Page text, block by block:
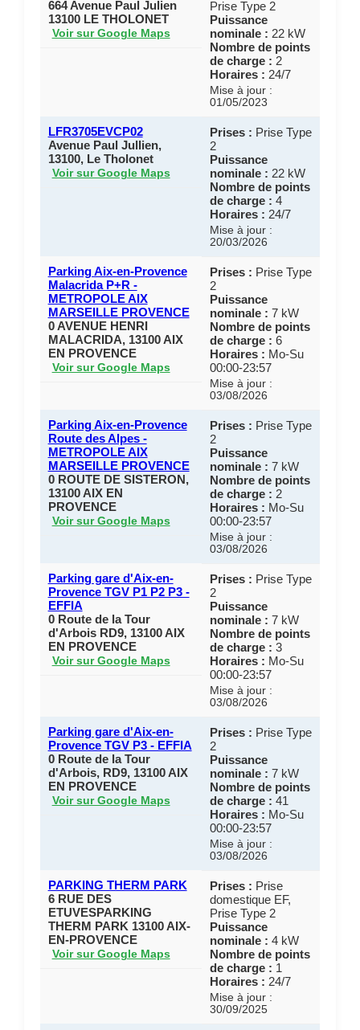
664 Avenue Paul Julien
13100 LE THOLONET
Voir sur Google Maps
Prise Type 2
Puissance
nominale : 22 kW
Nombre de points
de charge : 2
Horaires : 24/7
Mise à jour :
01/05/2023
LFR3705EVCP02
Avenue Paul Jullien,
13100, Le Tholonet
Voir sur Google Maps
Prises : Prise Type
2
Puissance
nominale : 22 kW
Nombre de points
de charge : 4
Horaires : 24/7
Mise à jour :
20/03/2026
Parking Aix-en-Provence
Malacrida P+R -
METROPOLE AIX
MARSEILLE PROVENCE
0 AVENUE HENRI
MALACRIDA, 13100 AIX
EN PROVENCE
Voir sur Google Maps
Prises : Prise Type
2
Puissance
nominale : 7 kW
Nombre de points
de charge : 6
Horaires : Mo-Su
00:00-23:57
Mise à jour :
03/08/2026
Parking Aix-en-Provence
Route des Alpes -
METROPOLE AIX
MARSEILLE PROVENCE
0 ROUTE DE SISTERON,
13100 AIX EN
PROVENCE
Voir sur Google Maps
Prises : Prise Type
2
Puissance
nominale : 7 kW
Nombre de points
de charge : 2
Horaires : Mo-Su
00:00-23:57
Mise à jour :
03/08/2026
Parking gare d'Aix-en-
Provence TGV P1 P2 P3 -
EFFIA
0 Route de la Tour
d'Arbois RD9, 13100 AIX
EN PROVENCE
Voir sur Google Maps
Prises : Prise Type
2
Puissance
nominale : 7 kW
Nombre de points
de charge : 3
Horaires : Mo-Su
00:00-23:57
Mise à jour :
03/08/2026
Parking gare d'Aix-en-
Provence TGV P3 - EFFIA
0 Route de la Tour
d'Arbois, RD9, 13100 AIX
EN PROVENCE
Voir sur Google Maps
Prises : Prise Type
2
Puissance
nominale : 7 kW
Nombre de points
de charge : 41
Horaires : Mo-Su
00:00-23:57
Mise à jour :
03/08/2026
PARKING THERM PARK
6 RUE DES
ETUVESPARKING
THERM PARK 13100 AIX-
EN-PROVENCE
Voir sur Google Maps
Prises : Prise
domestique EF,
Prise Type 2
Puissance
nominale : 4 kW
Nombre de points
de charge : 1
Horaires : 24/7
Mise à jour :
30/09/2025